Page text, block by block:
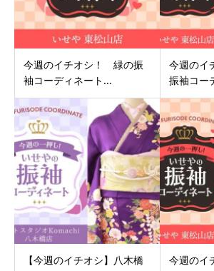
今週のイチオシ！ 緑の振
袖コーディネート...
今週の
振袖コー
【今週のイチオシ】八木橋
今週の